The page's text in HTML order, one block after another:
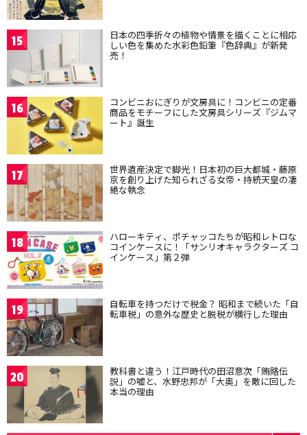
15 日本の四季折々の植物や情景を描くことに相応
しい色を集めた水彩色鉛筆『色辞典』が新発
売！
16 コンビニおにぎりが文房具に！コンビニの定番
商品をモチーフにした文房具シリーズ『ジムマ
ート』誕生
17 世界遺産決定で脚光！日本初の巨大都城・藤原
京を創り上げた知られざる女帝・持統天皇の凄
絶な執念
18 ハローキティ、ポチャッコたちが昭和レトロな
コインケースに！「サンリオキャラクターズ コ
インケース」第２弾
19 自転車を持つだけで税金？ 昭和まで続いた「自
転車税」の意外な歴史と脱税が横行した理由
20 教科書と違う！江戸時代の田沼意次「賄賂伝
説」の嘘と、水野忠邦が「大奥」を敵に回した
本当の理由